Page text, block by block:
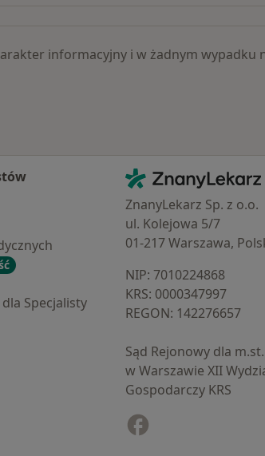
informacyjny i w żadnym wypadku
Specjalisty
Kontakt
ZnanyLekarz - Strona główna
ZnanyLekarz Sp. z o.o.
ul. Kolejowa 5/7
01-217 Warszawa,
NIP: ⁠7010224868
KRS: ⁠0000347997
REGON: ⁠142276657
Sąd Rejonowy dla
w Warszawie XII
Gospodarczy KRS